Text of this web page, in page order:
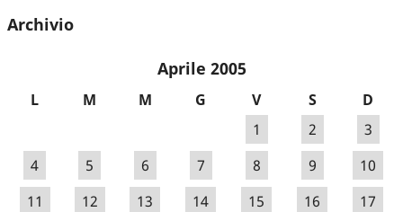
Archivio
Aprile 2005
L M M G V S
D
1
2
3
4
5 6 7 8 9
10
11
12 13 14 15 16
17